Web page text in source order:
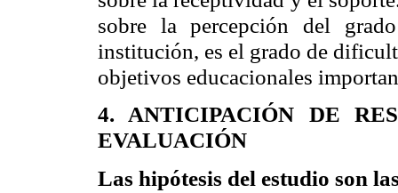
sobre la percepción del
institución, es el grado de
objetivos educacionales
4. ANTICIPACIÓN DE
EVALUACIÓN
Las hipótesis del estudio son